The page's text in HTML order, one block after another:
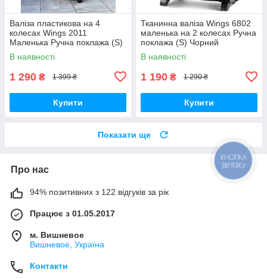
Валіза пластикова на 4
колесах Wings 2011
Маленька Ручна поклажа (S)
Фіолетова
В наявності
1 290 ₴ 1 399 ₴
Купити
Тканинна валіза Wings 6802
маленька на 2 колесах Ручна
поклажа (S) Чорний
В наявності
1 190 ₴ 1 290 ₴
Купити
Показати ще
Про нас
94% позитивних з 122 відгуків за рік
Працює з 01.05.2017
м. Вишневое
Вишневое, Україна
Контакти
КНОПКА
ЗВ'ЯЗКУ